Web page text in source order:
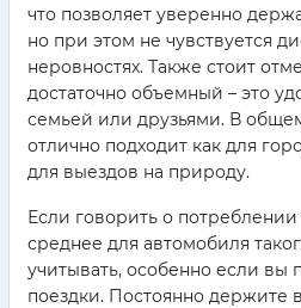
что позволяет уверенно
но при этом не чувствуется
неровностях. Также стоит
достаточно объемный – это
семьей или друзьями. В
отлично подходит как для
для выездов на природу.
Если говорить о потреблении
среднее для автомобиля
учитывать, особенно если вы
поездки. Постоянно держите